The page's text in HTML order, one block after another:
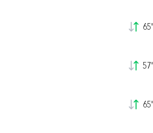
65'
57'
65'